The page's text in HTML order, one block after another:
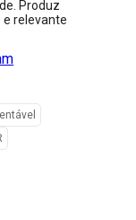
Produz
relevante